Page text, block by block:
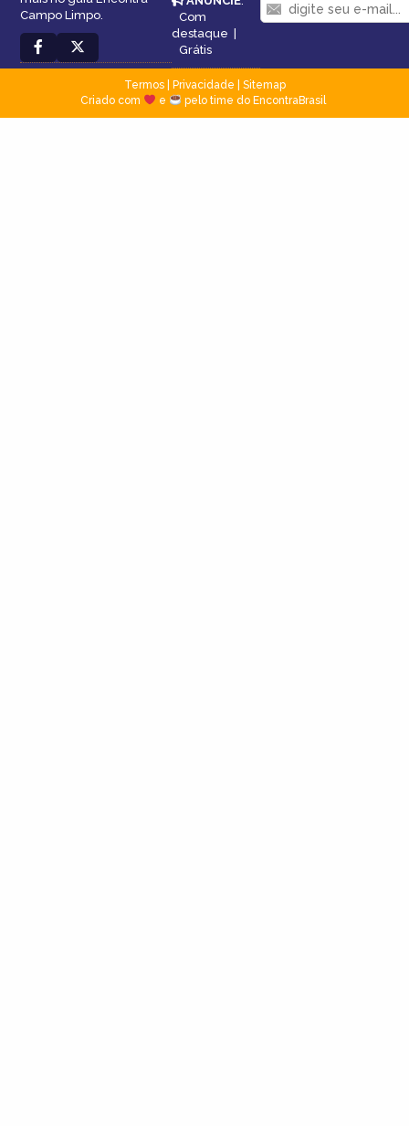
Campo Limpo.
Com
destaque |
Grátis
Termos| Privacidade
Sitemap
Criado com
e pelo time do EncontraBrasil